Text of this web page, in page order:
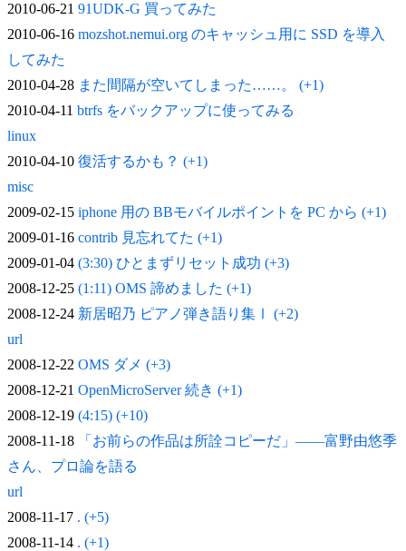
2010-06-21 91UDK-G 買ってみた
2010-06-16 mozshot.nemui.org のキャッシュ用に SSD を導入
してみた
2010-04-28 また間隔が空いてしまった……。 (+1)
2010-04-11 btrfs をバックアップに使ってみる
linux
2010-04-10 復活するかも？ (+1)
misc
2009-02-15 iphone 用の BBモバイルポイントを PC から (+1)
2009-01-16 contrib 見忘れてた (+1)
2009-01-04 (3:30) ひとまずリセット成功 (+3)
2008-12-25 (1:11) OMS 諦めました (+1)
2008-12-24 新居昭乃 ピアノ弾き語り集Ⅰ (+2)
url
2008-12-22 OMS ダメ (+3)
2008-12-21 OpenMicroServer 続き (+1)
2008-12-19 (4:15) (+10)
2008-11-18
「お前らの作品は所詮コピーだ」——富野由悠季
さん、プロ論を語る
url
2008-11-17 . (+5)
2008-11-14 . (+1)